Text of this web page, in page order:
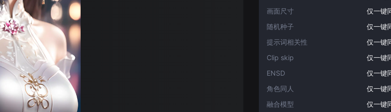
画面尺寸
仅一键
随机种子
仅一键
提示词相关性
仅一键
Clip skip
仅一键
ENSD
仅一键
角色同人
仅一键
融合模型
仅一键